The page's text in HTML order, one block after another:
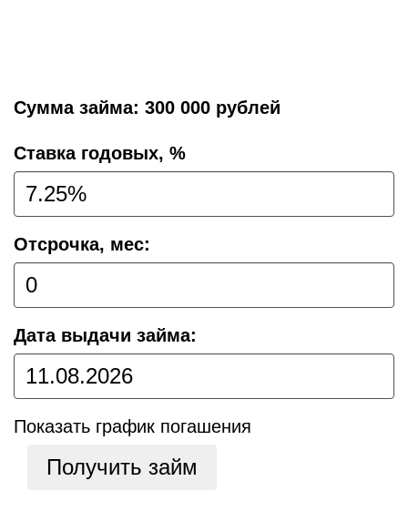
Сумма займа: 300 000 рублей
Cтавка годовых, %
Отсрочка, мес:
Дата выдачи займа:
Показать график погашения
Получить займ